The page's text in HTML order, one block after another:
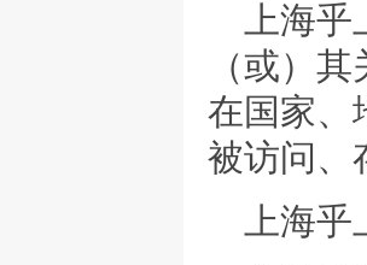
上海
（或）
在国家、
被访问、
上海